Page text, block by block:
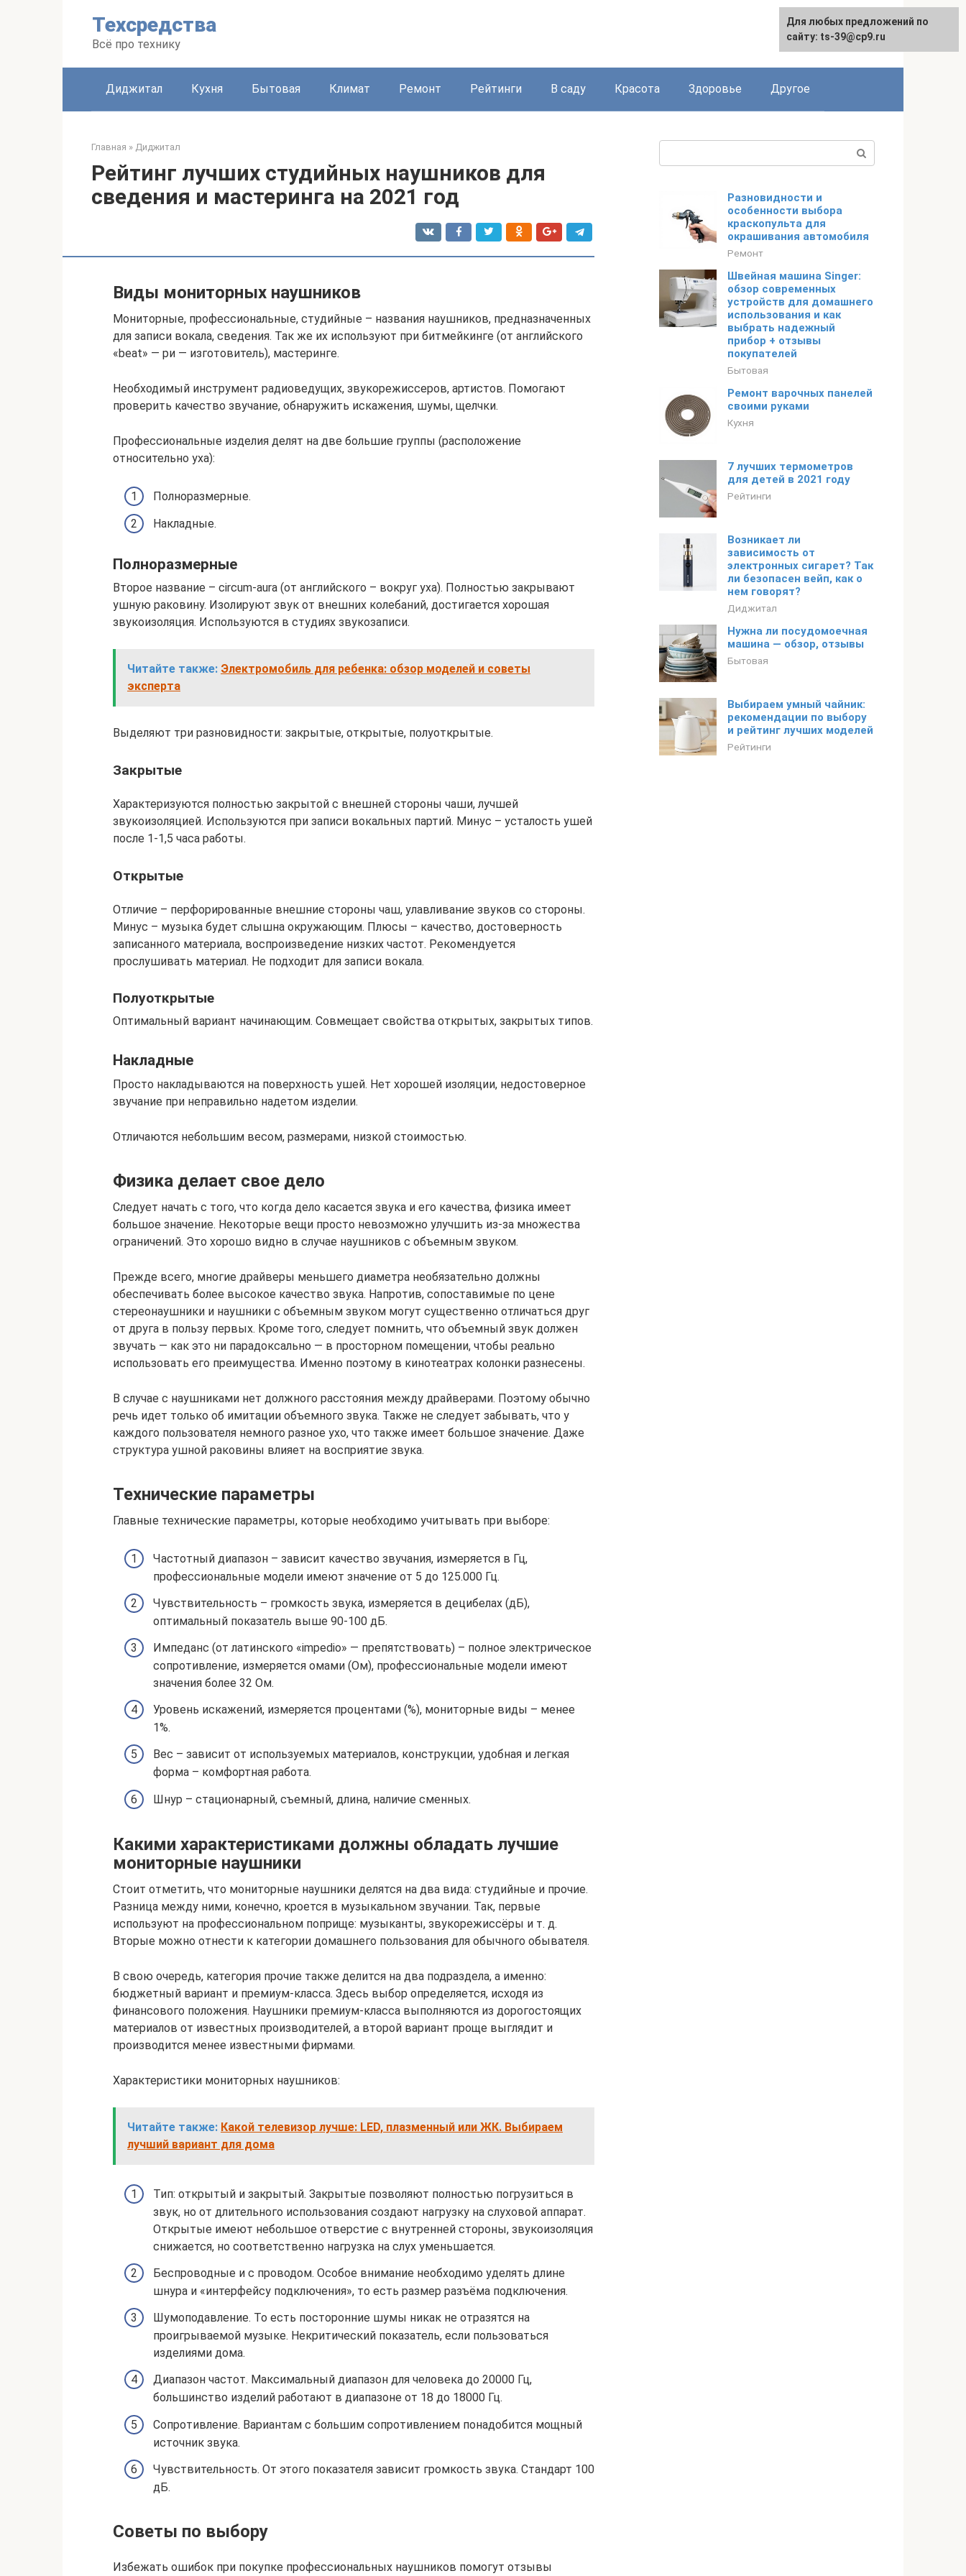
Техсредства
Всё про технику
English
Диджитал Кухня Бытовая Климат Ремонт Рейтинги В саду Красота Здоровье Другое
Главная » Диджитал
Рейтинг лучших студийных наушников для
сведения и мастеринга на 2021 год
Виды мониторных наушников
Мониторные, профессиональные, студийные – названия наушников, предназначенных
для записи вокала, сведения. Так же их используют при битмейкинге (от английского
«beat» — ри — изготовитель), мастеринге.
Необходимый инструмент радиоведущих, звукорежиссеров, артистов. Помогают
проверить качество звучание, обнаружить искажения, шумы, щелчки.
Профессиональные изделия делят на две большие группы (расположение
относительно уха):
Полноразмерные.
Накладные.
Полноразмерные
Второе название – сircum-aura (от английского – вокруг уха). Полностью закрывают
ушную раковину. Изолируют звук от внешних колебаний, достигается хорошая
звукоизоляция. Используются в студиях звукозаписи.
Читайте также: Электромобиль для ребенка: обзор моделей и советы
эксперта
Выделяют три разновидности: закрытые, открытые, полуоткрытые.
Закрытые
Характеризуются полностью закрытой с внешней стороны чаши, лучшей
звукоизоляцией. Используются при записи вокальных партий. Минус – усталость ушей
после 1-1,5 часа работы.
Открытые
Отличие – перфорированные внешние стороны чаш, улавливание звуков со стороны.
Минус – музыка будет слышна окружающим. Плюсы – качество, достоверность
записанного материала, воспроизведение низких частот. Рекомендуется
прослушивать материал. Не подходит для записи вокала.
Полуоткрытые
Оптимальный вариант начинающим. Совмещает свойства открытых, закрытых типов.
Накладные
Просто накладываются на поверхность ушей. Нет хорошей изоляции, недостоверное
звучание при неправильно надетом изделии.
Отличаются небольшим весом, размерами, низкой стоимостью.
Физика делает свое дело
Следует начать с того, что когда дело касается звука и его качества, физика имеет
большое значение. Некоторые вещи просто невозможно улучшить из-за множества
ограничений. Это хорошо видно в случае наушников с объемным звуком.
Прежде всего, многие драйверы меньшего диаметра необязательно должны
обеспечивать более высокое качество звука. Напротив, сопоставимые по цене
стереонаушники и наушники с объемным звуком могут существенно отличаться друг
от друга в пользу первых. Кроме того, следует помнить, что объемный звук должен
звучать — как это ни парадоксально — в просторном помещении, чтобы реально
использовать его преимущества. Именно поэтому в кинотеатрах колонки разнесены.
В случае с наушниками нет должного расстояния между драйверами. Поэтому обычно
речь идет только об имитации объемного звука. Также не следует забывать, что у
каждого пользователя немного разное ухо, что также имеет большое значение. Даже
структура ушной раковины влияет на восприятие звука.
Технические параметры
Главные технические параметры, которые необходимо учитывать при выборе:
Частотный диапазон – зависит качество звучания, измеряется в Гц,
профессиональные модели имеют значение от 5 до 125.000 Гц.
Чувствительность – громкость звука, измеряется в децибелах (дБ),
оптимальный показатель выше 90-100 дБ.
Импеданс (от латинского «impedio» — препятствовать) – полное электрическое
сопротивление, измеряется омами (Ом), профессиональные модели имеют
значения более 32 Ом.
Уровень искажений, измеряется процентами (%), мониторные виды – менее
1%.
Вес – зависит от используемых материалов, конструкции, удобная и легкая
форма – комфортная работа.
Шнур – стационарный, съемный, длина, наличие сменных.
Какими характеристиками должны обладать лучшие
мониторные наушники
Стоит отметить, что мониторные наушники делятся на два вида: студийные и прочие.
Разница между ними, конечно, кроется в музыкальном звучании. Так, первые
используют на профессиональном поприще: музыканты, звукорежиссёры и т. д.
Вторые можно отнести к категории домашнего пользования для обычного обывателя.
В свою очередь, категория прочие также делится на два подраздела, а именно:
бюджетный вариант и премиум-класса. Здесь выбор определяется, исходя из
финансового положения. Наушники премиум-класса выполняются из дорогостоящих
материалов от известных производителей, а второй вариант проще выглядит и
производится менее известными фирмами.
Характеристики мониторных наушников:
Читайте также: Какой телевизор лучше: LED, плазменный или ЖК. Выбираем
лучший вариант для дома
Тип: открытый и закрытый. Закрытые позволяют полностью погрузиться в
звук, но от длительного использования создают нагрузку на слуховой аппарат.
Открытые имеют небольшое отверстие с внутренней стороны, звукоизоляция
снижается, но соответственно нагрузка на слух уменьшается.
Беспроводные и с проводом. Особое внимание необходимо уделять длине
шнура и «интерфейсу подключения», то есть размер разъёма подключения.
Шумоподавление. То есть посторонние шумы никак не отразятся на
проигрываемой музыке. Некритический показатель, если пользоваться
изделиями дома.
Диапазон частот. Максимальный диапазон для человека до 20000 Гц,
большинство изделий работают в диапазоне от 18 до 18000 Гц.
Сопротивление. Вариантам с большим сопротивлением понадобится мощный
источник звука.
Чувствительность. От этого показателя зависит громкость звука. Стандарт 100
дБ.
Советы по выбору
Избежать ошибок при покупке профессиональных наушников помогут отзывы
Разновидности и
особенности выбора
краскопульта для
окрашивания автомобиля
Ремонт
Швейная машина Singer:
обзор современных
устройств для домашнего
использования и как
выбрать надежный
прибор + отзывы
покупателей
Бытовая
Ремонт варочных панелей
своими руками
Кухня
7 лучших термометров
для детей в 2021 году
Рейтинги
Возникает ли
зависимость от
электронных сигарет? Так
ли безопасен вейп, как о
нем говорят?
Диджитал
Нужна ли посудомоечная
машина — обзор, отзывы
Бытовая
Выбираем умный чайник:
рекомендации по выбору
и рейтинг лучших моделей
Рейтинги
Для любых предложений по
сайту: ts-39@cp9.ru